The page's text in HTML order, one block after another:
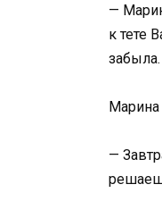
—
к тете
забыла.
Марина
—